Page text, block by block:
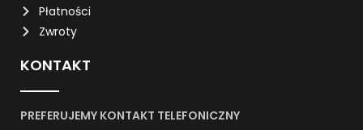
Płatności
Zwroty
KONTAKT
PREFERUJEMY KONTAKT TELEFONICZNY